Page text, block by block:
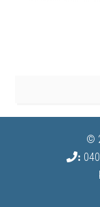
©
: